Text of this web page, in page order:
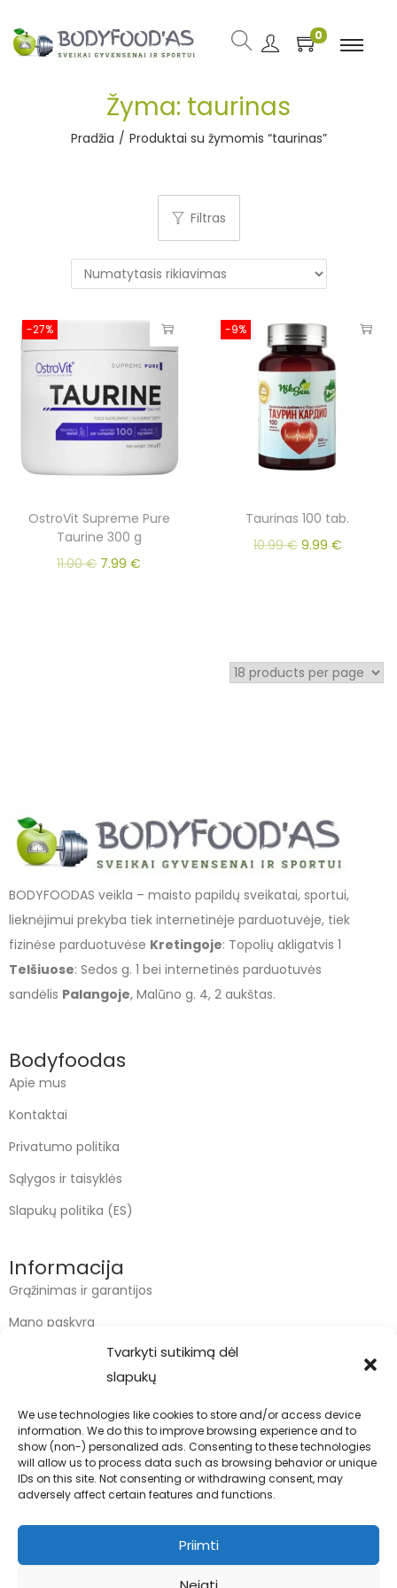
Tvarkyti sutikimą dėl
slapukų
We use technologies like cookies to store and/or access device
information. We do this to improve browsing experience and to
show (non-) personalized ads. Consenting to these technologies
will allow us to process data such as browsing behavior or unique
IDs on this site. Not consenting or withdrawing consent, may
adversely affect certain features and functions.
Priimti
0
Žyma: taurinas
Pradžia / Produktai su žymomis “taurinas”
Filtras
-27%
OstroVit Supreme Pure
Taurine 300 g
11.00€ 7.99€
-9%
Taurinas 100 tab.
10.99€ 9.99 €
BODYFOODAS veikla – maisto papildų sveikatai, sportui,
lieknėjimui prekyba tiek internetinėje parduotuvėje, tiek
fizinėse parduotuvėse Kretingoje: Topolių akligatvis 1
Telšiuose: Sedos g. 1 bei internetinės parduotuvės
sandėlis Palangoje, Malūno g. 4, 2 aukštas.
Bodyfoodas
Apie mus
Kontaktai
Privatumo politika
Sąlygos ir taisyklės
Slapukų politika (ES)
Informacija
Grąžinimas ir garantijos
Mano paskyra
Kontaktai
info@bodyfoodas.lt
+370 600 77017